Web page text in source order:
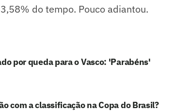
do tempo. Pouco adiantou.
por queda para o Vasco: 'Parabéns'
com a classificação na Copa do Brasil?